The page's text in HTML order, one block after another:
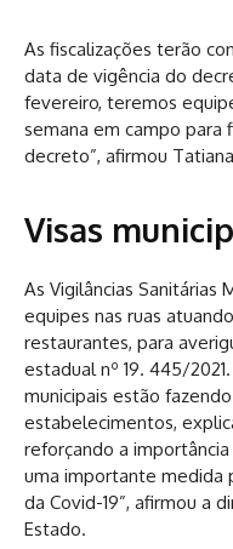
As fiscalizações terão
data de vigência do
fevereiro, teremos
semana em campo para
decreto”, afirmou
Visas
As Vigilâncias Sanitárias
equipes nas ruas
restaurantes, para
estadual nº 19. 445/
municipais estão
estabelecimentos,
reforçando a
uma importante medida
da Covid-19”, afirmou a
Estado.